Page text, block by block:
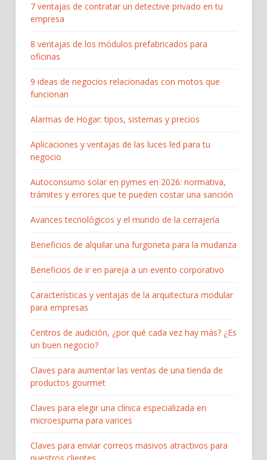
7 ventajas de contratar un detective privado en tu
empresa
8 ventajas de los módulos prefabricados para
oficinas
9 ideas de negocios relacionadas con motos que
funcionan
Alarmas de Hogar: tipos, sistemas y precios
Aplicaciones y ventajas de las luces led para tu
negocio
Autoconsumo solar en pymes en 2026: normativa,
trámites y errores que te pueden costar una sanción
Avances tecnológicos y el mundo de la cerrajería
Beneficios de alquilar una furgoneta para la mudanza
Beneficios de ir en pareja a un evento corporativo
Características y ventajas de la arquitectura modular
para empresas
Centros de audición, ¿por qué cada vez hay más? ¿Es
un buen negocio?
Claves para aumentar las ventas de una tienda de
productos gourmet
Claves para elegir una clínica especializada en
microespuma para varices
Claves para enviar correos masivos atractivos para